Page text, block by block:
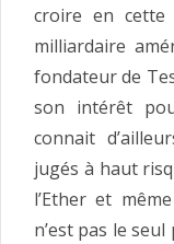
croire en cette
milliardaire
fondateur de
son intérêt
connait
jugés à haut
l’Ether et
n’est pas le